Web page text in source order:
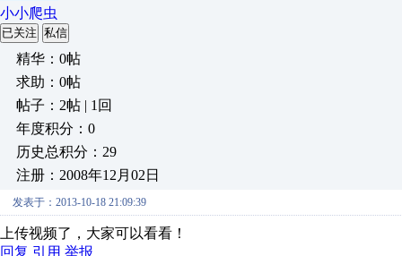
小小爬虫
已关注 私信
精华：0帖
求助：0帖
帖子：2帖 | 1回
年度积分：0
历史总积分：29
注册：2008年12月02日
发表于：2013-10-18 21:09:39
上传视频了，大家可以看看！
回复 引用 举报